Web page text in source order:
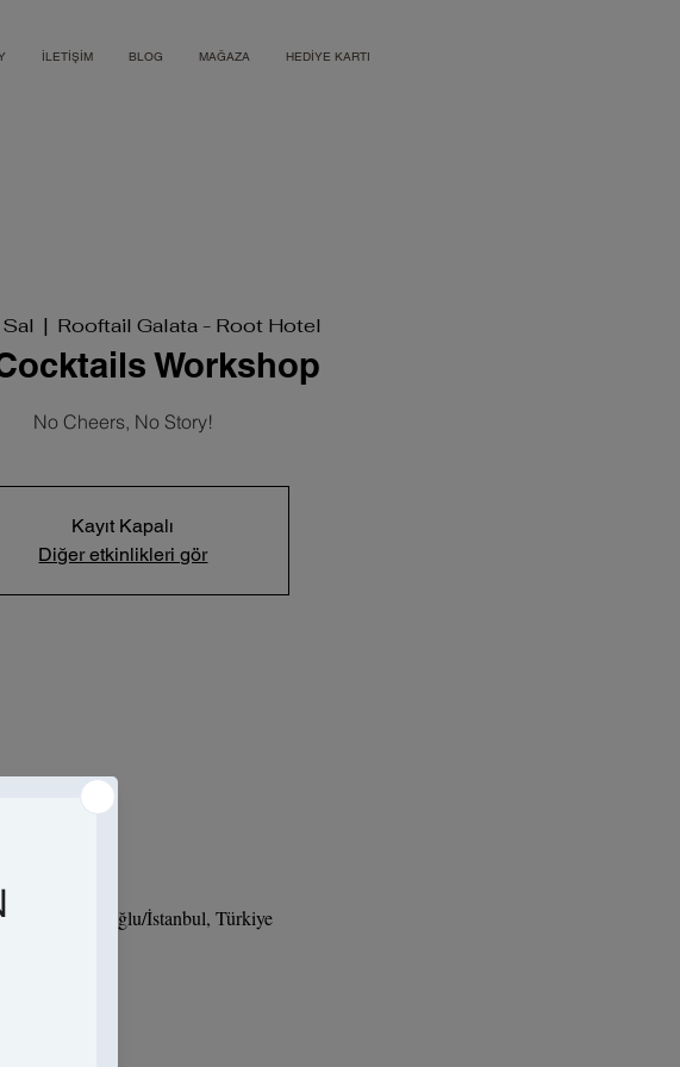
İLETİŞİM BLOG MAĞAZA HEDİYE KARTI
  |
Rooftail Galata - Root Hotel
Workshop
No Cheers, No Story!
Kayıt Kapalı
Diğer etkinlikleri gör
34425 Beyoğlu/İstanbul, Türkiye